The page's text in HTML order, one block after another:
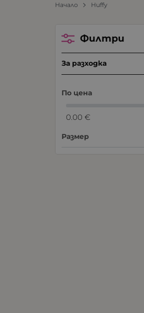
Начало Huffy
Филтри
За разходка
По цена
0.00 €
Размер